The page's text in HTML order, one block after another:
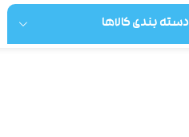
دسته بندی کالاها